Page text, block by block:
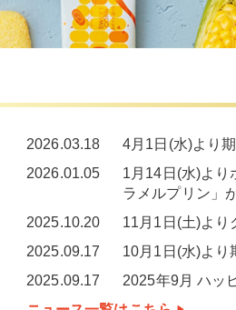
2026.03.18
4月1日(水)より
2026.01.05
1月14日(水)より
ラメルプリン」
2025.10.20
11月1日(土)より
2025.09.17
10月1日(水)より
2025.09.17
2025年9月 ハッ